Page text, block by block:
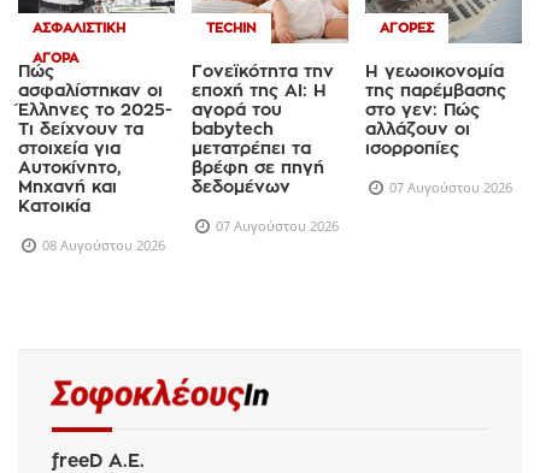
ΑΣΦΑΛΙΣΤΙΚΉ
ΑΓΟΡΆ
Πώς
ασφαλίστηκαν οι
Έλληνες το 2025-
Τι δείχνουν τα
στοιχεία για
Αυτοκίνητο,
Μηχανή και
Κατοικία
08 Αυγούστου 2026
TECHIN
Γονεϊκότητα την
εποχή της AI: Η
αγορά του
babytech
μετατρέπει τα
βρέφη σε πηγή
δεδομένων
07 Αυγούστου 2026
ΑΓΟΡΈΣ
Η γεωοικονομία
της παρέμβασης
στο γεν: Πώς
αλλάζουν οι
ισορροπίες
07 Αυγούστου 2026
freeD Α.Ε.